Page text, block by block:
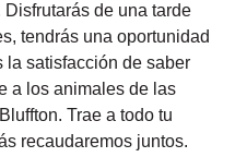
de una tarde
tendrás una oportunidad
la satisfacción de saber
a los animales de las
Trae a todo tu
recaudaremos juntos.